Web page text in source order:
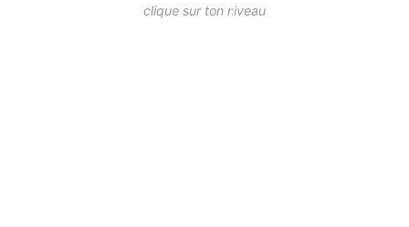
clique sur ton niveau